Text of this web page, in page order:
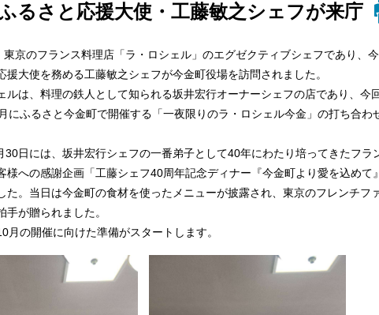
るさと応援大使・工藤敏之シェフが来庁
京のフランス料理店「ラ・ロシェル」のエグゼクティブシェフであり、
援大使を務める工藤敏之シェフが今金町役場を訪問されました。
は、料理の鉄人として知られる坂井宏行オーナーシェフの店であり、今
にふるさと今金町で開催する「一夜限りのラ・ロシェル今金」の打ち合わ
日には、坂井宏行シェフの一番弟子として40年にわたり培ってきたフラ
様への感謝企画「工藤シェフ40周年記念ディナー『今金町より愛を込めて
た。当日は今金町の食材を使ったメニューが披露され、東京のフレンチフ
手が贈られました。
月の開催に向けた準備がスタートします。